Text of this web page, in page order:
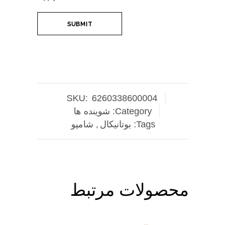
SKU: 6260338600004
Category: شوینده ها
Tags: بوتانیکال , شامپو
محصولات مرتبط